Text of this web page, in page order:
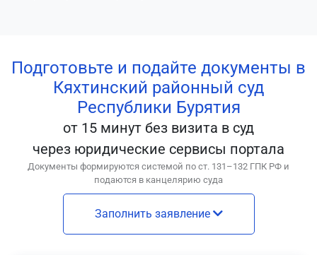
Подготовьте и подайте документы в
Кяхтинский районный суд
Республики Бурятия
от 15 минут без визита в суд
через юридические сервисы портала
Документы формируются системой по ст. 131–132 ГПК РФ и
подаются в канцелярию суда
Заполнить заявление